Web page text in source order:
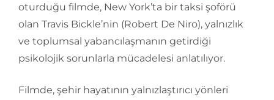
oturduğu filmde, New York’ta bir taksi şoförü
olan Travis Bickle’nin (Robert De Niro), yalnızlık
ve toplumsal yabancılaşmanın getirdiği
psikolojik sorunlarla mücadelesi anlatılıyor.
Filmde, şehir hayatının yalnızlaştırıcı yönleri